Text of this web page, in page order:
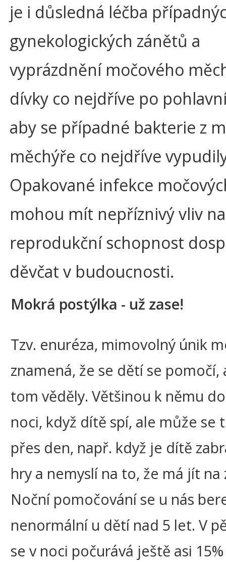
je i důsledná léčba
gynekologických zánětů a
vyprázdnění močového
dívky co nejdříve po
aby se případné bakterie z
měchýře co nejdříve
Opakované infekce
mohou mít nepříznivý vliv na
reprodukční schopnost
děvčat v budoucnosti.
Mokrá postýlka - už zase!
Tzv. enuréza, mimovolný únik
znamená, že se dětí se pomočí,
tom věděly. Většinou k němu
noci, když dítě spí, ale může se
přes den, např. když je dítě
hry a nemyslí na to, že má jít na
Noční pomočování se u nás
nenormální u dětí nad 5 let. V
se v noci počurává ještě asi